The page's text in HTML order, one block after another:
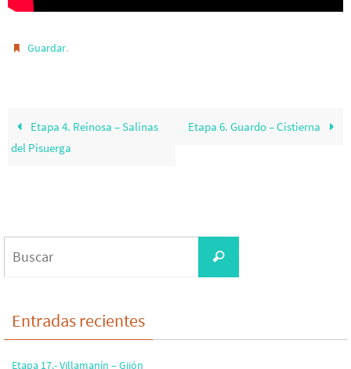
Guardar.
Etapa 4. Reinosa – Salinas
del Pisuerga
Etapa 6. Guardo – Cistierna
Buscar
Entradas recientes
Etapa 17.- Villamanín – Gijón